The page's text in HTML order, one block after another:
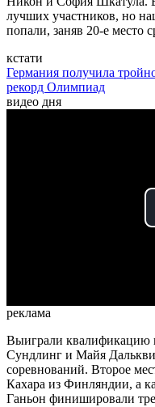
лучших участников, но
попали, заняв 20-е место
кстати
Германия получила
рекорд Олимпиад
видео дня
реклама
Выиграли квалификацию
Сундлинг и Майя
соревнований. Второе
Кахара из Финляндии, а
Ганьон финишировали